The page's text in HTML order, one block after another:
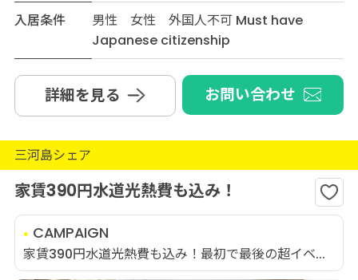
入居条件
男性 女性 外国人不可 Must have
Japanese citizenship
詳細を見る お問い合わせ
三河島シェア
家賃390円水道光熱費も込み！
CAMPAIGN
家賃390円水道光熱費も込み！最初で最後の超イベ...